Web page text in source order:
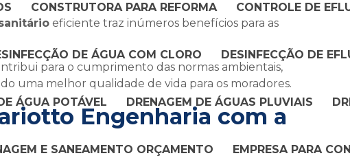
CONSTRUTORA PARA REFORMA CONTROLE DE
DE ÁGUA COM CLORO DESINFECÇÃO DE
ÁGUA POTÁVEL DRENAGEM DE ÁGUAS PLUVIAIS
E SANEAMENTO ORÇAMENTO EMPRESA PARA
eficiente traz inúmeros benefícios para as
para o cumprimento das normas ambientais,
uma melhor qualidade de vida para os moradores.
Engenharia com a